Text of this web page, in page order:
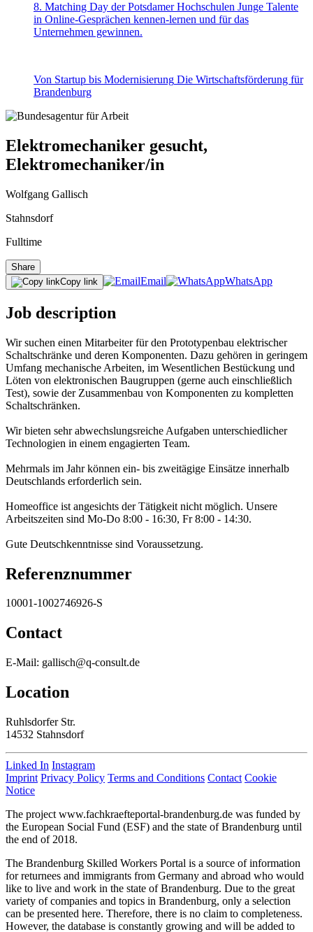
8. Matching Day der Potsdamer Hochschulen Junge Talente
in Online-Gesprächen kennen-lernen und für das
Unternehmen gewinnen.
Von Startup bis Modernisierung Die Wirtschaftsförderung für
Brandenburg
Elektromechaniker gesucht,
Elektromechaniker/in
Wolfgang Gallisch
Stahnsdorf
Fulltime
Share
Copy link
Email WhatsApp
Job description
Wir suchen einen Mitarbeiter für den Prototypenbau elektrischer
Schaltschränke und deren Komponenten. Dazu gehören in geringem
Umfang mechanische Arbeiten, im Wesentlichen Bestückung und
Löten von elektronischen Baugruppen (gerne auch einschließlich
Test), sowie der Zusammenbau von Komponenten zu kompletten
Schaltschränken.
Wir bieten sehr abwechslungsreiche Aufgaben unterschiedlicher
Technologien in einem engagierten Team.
Mehrmals im Jahr können ein- bis zweitägige Einsätze innerhalb
Deutschlands erforderlich sein.
Homeoffice ist angesichts der Tätigkeit nicht möglich. Unsere
Arbeitszeiten sind Mo-Do 8:00 - 16:30, Fr 8:00 - 14:30.
Gute Deutschkenntnisse sind Voraussetzung.
Referenznummer
10001-1002746926-S
Contact
E-Mail: gallisch@q-consult.de
Location
Ruhlsdorfer Str.
14532 Stahnsdorf
Linked In Instagram
Imprint Privacy Policy Terms and Conditions Contact Cookie
Notice
The project www.fachkraefteportal-brandenburg.de was funded by
the European Social Fund (ESF) and the state of Brandenburg until
the end of 2018.
The Brandenburg Skilled Workers Portal is a source of information
for returnees and immigrants from Germany and abroad who would
like to live and work in the state of Brandenburg. Due to the great
variety of companies and topics in Brandenburg, only a selection
can be presented here. Therefore, there is no claim to completeness.
However, the database is constantly growing and will be added to